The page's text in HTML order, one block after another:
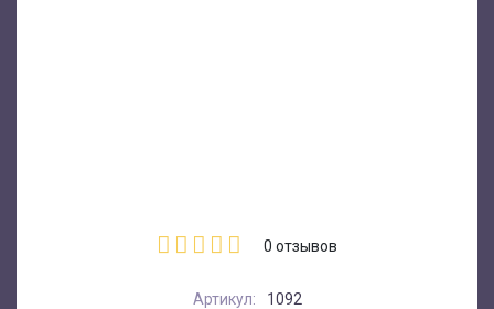
0 отзывов
Артикул: 1092